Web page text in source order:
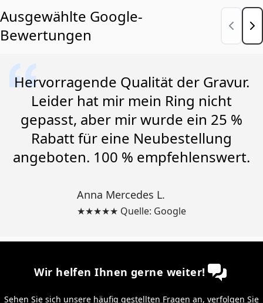
Ausgewählte Google-
Bewertungen
Hervorragende Qualität der Gravur.
Leider hat mir mein Ring nicht
gepasst, aber mir wurde ein 25 %
Rabatt für eine Neubestellung
angeboten. 100 % empfehlenswert.
Anna Mercedes L.
★★★★★ Quelle: Google
Wir helfen Ihnen gerne weiter!
Sehen Sie sich unsere häufig gestellten Fragen an, verfolgen Sie